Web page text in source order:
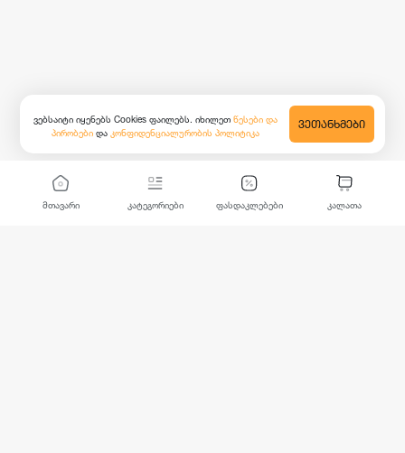
მთავარი კატეგორიები ფასდაკლებები კალათა
ვებსაიტი იყენებს Cookies ფაილებს. იხილეთ წესები და
პირობები და კონფიდენციალურობის პოლიტიკა
ᲕᲔᲗᲐᲜᲮᲛᲔᲑᲘ